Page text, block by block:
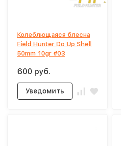
Колеблющаяся блесна
Field Hunter Do Up Shell
50mm 10gr #03
600 руб.
Уведомить